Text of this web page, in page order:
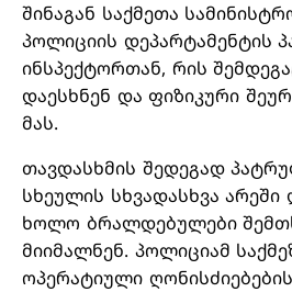
შინაგან საქმეთა
პოლიციის დეპარტამენტის
ინსპექტორთან, რის
დაესხნენ და ფიზიკური
მას.
თავდასხმის შედეგად
სხეულის სხვადასხვა არეში
ხოლო ბრალდებულები
მიიმალნენ. პოლიციამ
ოპერატიული